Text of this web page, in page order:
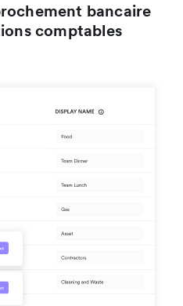
bancaire
comptables